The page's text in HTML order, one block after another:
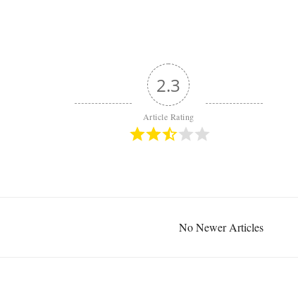
2.3
Article Rating
No Newer Articles